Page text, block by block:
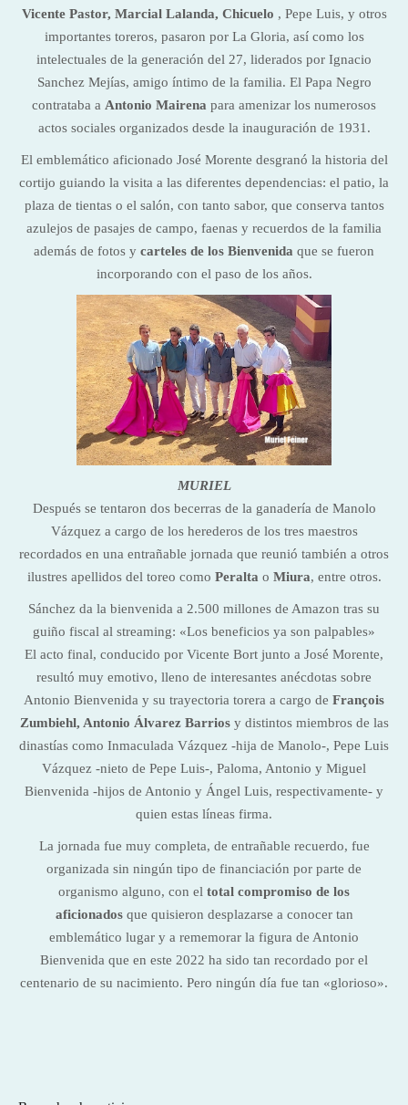
Vicente Pastor, Marcial Lalanda, Chicuelo , Pepe Luis, y otros
importantes toreros, pasaron por La Gloria, así como los
intelectuales de la generación del 27, liderados por Ignacio
Sanchez Mejías, amigo íntimo de la familia. El Papa Negro
contrataba a Antonio Mairena para amenizar los numerosos
actos sociales organizados desde la inauguración de 1931.
El emblemático aficionado José Morente desgranó la historia del
cortijo guiando la visita a las diferentes dependencias: el patio, la
plaza de tientas o el salón, con tanto sabor, que conserva tantos
azulejos de pasajes de campo, faenas y recuerdos de la familia
además de fotos y carteles de los Bienvenida que se fueron
incorporando con el paso de los años.
MURIEL
Después se tentaron dos becerras de la ganadería de Manolo
Vázquez a cargo de los herederos de los tres maestros
recordados en una entrañable jornada que reunió también a otros
ilustres apellidos del toreo como Peralta o Miura, entre otros.
Sánchez da la bienvenida a 2.500 millones de Amazon tras su
guiño fiscal al streaming: «Los beneficios ya son palpables»
El acto final, conducido por Vicente Bort junto a José Morente,
resultó muy emotivo, lleno de interesantes anécdotas sobre
Antonio Bienvenida y su trayectoria torera a cargo de François
Zumbiehl, Antonio Álvarez Barriosy distintos miembros de las
dinastías como Inmaculada Vázquez -hija de Manolo-, Pepe Luis
Vázquez -nieto de Pepe Luis-, Paloma, Antonio y Miguel
Bienvenida -hijos de Antonio y Ángel Luis, respectivamente- y
quien estas líneas firma.
La jornada fue muy completa, de entrañable recuerdo, fue
organizada sin ningún tipo de financiación por parte de
organismo alguno, con el total compromiso de los
aficionados que quisieron desplazarse a conocer tan
emblemático lugar y a rememorar la figura de Antonio
Bienvenida que en este 2022 ha sido tan recordado por el
centenario de su nacimiento. Pero ningún día fue tan «glorioso».